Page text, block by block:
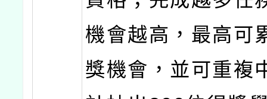
機會越高，最高可
獎機會，並可重複